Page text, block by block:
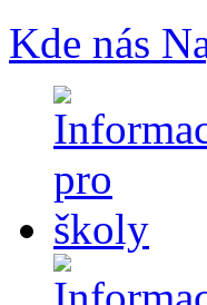
Kde nás